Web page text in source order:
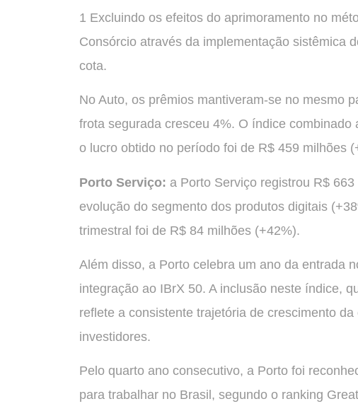
1 Excluindo os efeitos do aprimoramento no
Consórcio através da implementação sistêmica
cota.
No Auto, os prêmios mantiveram-se no mesmo
frota segurada cresceu 4%. O índice
o lucro obtido no período foi de R$ 459 milhões
Porto Serviço: a Porto Serviço registrou R$
evolução do segmento dos produtos digitais
trimestral foi de R$ 84 milhões (+42%).
Além disso, a Porto celebra um ano da entrada
integração ao IBrX 50. A inclusão neste índice,
reflete a consistente trajetória de crescimento
investidores.
Pelo quarto ano consecutivo, a Porto foi
para trabalhar no Brasil, segundo o ranking